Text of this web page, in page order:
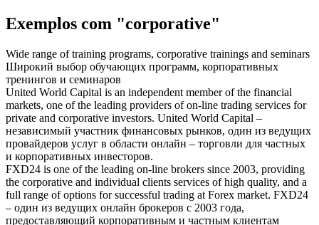
Exemplos com "corporative"
Wide range of training programs, corporative trainings and seminars
Широкий выбор обучающих программ, корпоративных
тренингов и семинаров
United World Capital is an independent member of the financial
markets, one of the leading providers of on-line trading services for
private and corporative investors. United World Capital –
независимый участник финансовых рынков, один из ведущих
провайдеров услуг в области онлайн – торговли для частных
и корпоративных инвесторов.
FXD24 is one of the leading on-line brokers since 2003, providing
the corporative and individual clients services of high quality, and a
full range of options for successful trading at Forex market. FXD24
– один из ведущих онлайн брокеров с 2003 года,
предоставляющий корпоративным и частным клиентам